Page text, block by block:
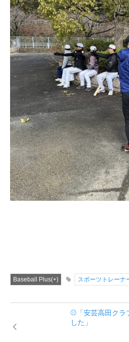
Baseball Plus(+) スポーツトレーナ
⚾「安芸高田クラ
した」